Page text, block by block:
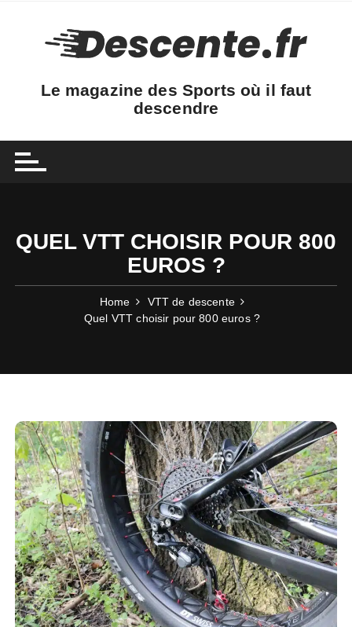
Le magazine des Sports où il faut
descendre
QUEL VTT CHOISIR POUR 800
EUROS ?
Home
VTT de descente
Quel VTT choisir pour 800 euros ?